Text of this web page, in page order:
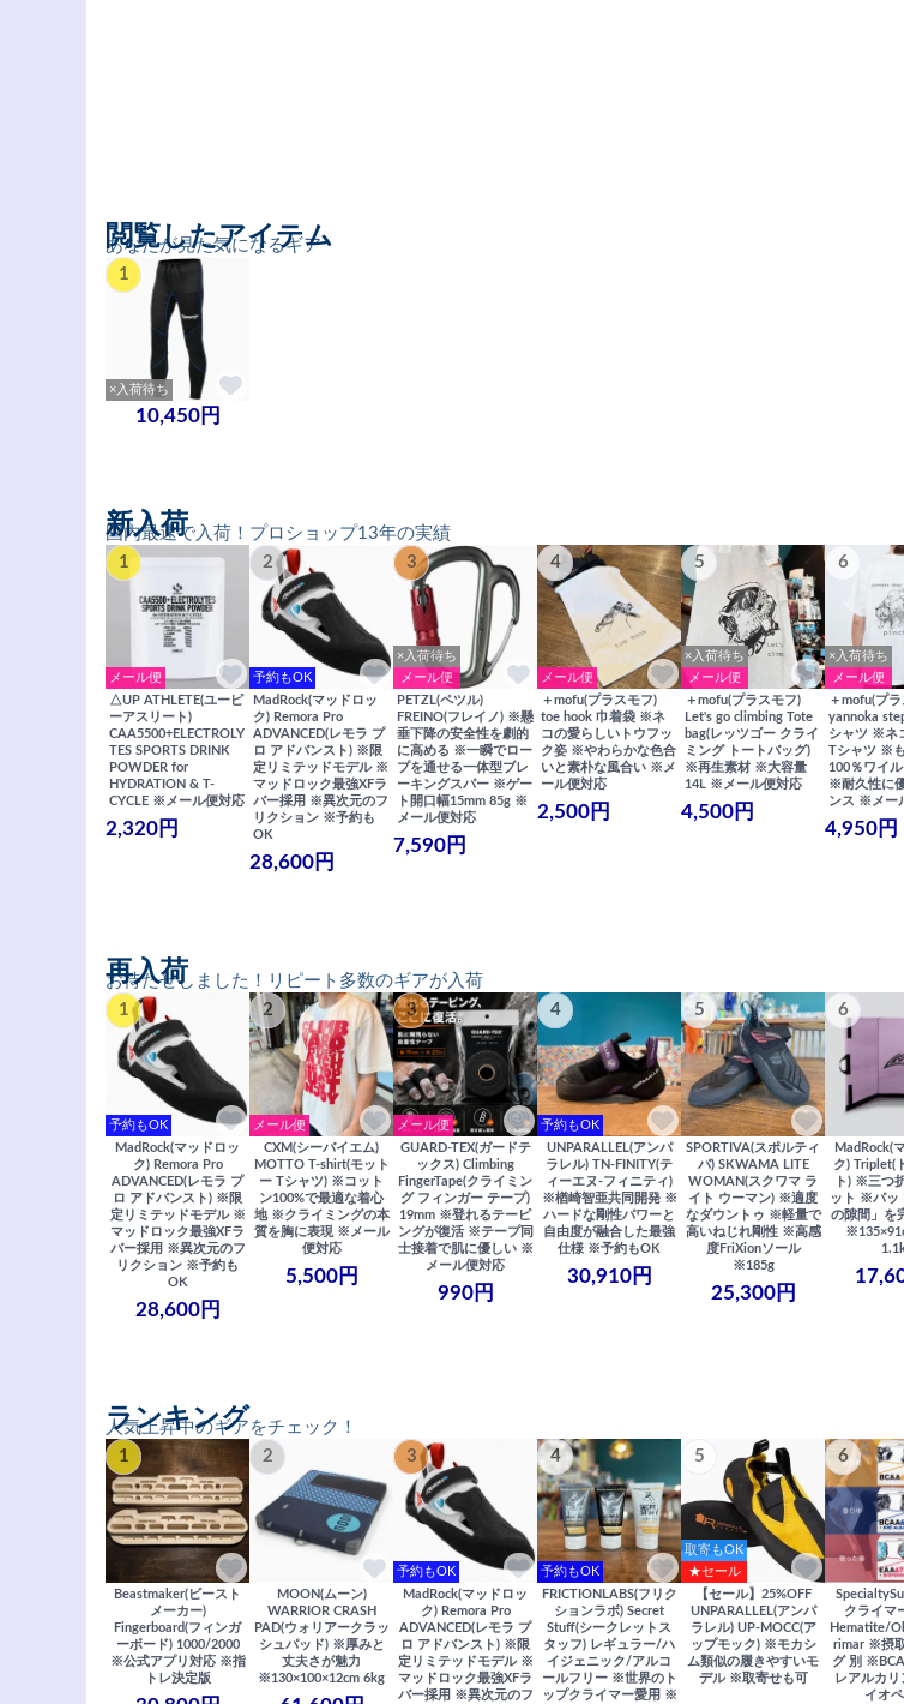
あなたが見た気になるギア
閲覧したアイテム
1
×入荷待ち
10,450円
国内最速で入荷！プロショップ13年の実績
新入荷
1
メール便
△UP ATHLETE(ユーピ
ーアスリート)
CAA5500+ELECTROLY
TES SPORTS DRINK
POWDER for
HYDRATION & T-
CYCLE ※メール便対応
2,320円
2
予約もOK
MadRock(マッドロッ
ク) Remora Pro
ADVANCED(レモラ プ
ロ アドバンスト) ※限
定リミテッドモデル ※
マッドロック最強XFラ
バー採用 ※異次元のフ
リクション ※予約も
OK
28,600円
3
×入荷待ち
メール便
PETZL(ペツル)
FREINO(フレイノ) ※懸
垂下降の安全性を劇的
に高める ※一瞬でロー
プを通せる一体型ブレ
ーキングスパー ※ゲー
ト開口幅15mm 85g ※
メール便対応
7,590円
4
メール便
＋mofu(プラスモフ)
toe hook 巾着袋 ※ネ
コの愛らしいトウフッ
ク姿 ※やわらかな色合
いと素朴な風合い ※メ
ール便対応
2,500円
5
×入荷待ち
メール便
＋mofu(プラスモフ)
Let's go climbing Tote
bag(レッツゴー クライ
ミング トートバッグ)
※再生素材 ※大容量
14L ※メール便対応
4,500円
6
×入荷待ち
メール便
＋mofu(プ
yannoka
シャツ ※ネ
Tシャツ ※
100％ワイ
※耐久性に
ンス ※メー
4,950円
お待たせしました！リピート多数のギアが入荷
再入荷
1
予約もOK
MadRock(マッドロッ
ク) Remora Pro
ADVANCED(レモラ プ
ロ アドバンスト) ※限
定リミテッドモデル ※
マッドロック最強XFラ
バー採用 ※異次元のフ
リクション ※予約も
OK
28,600円
2
メール便
CXM(シーバイエム)
MOTTO T-shirt(モット
ー Tシャツ) ※コット
ン100%で最適な着心
地 ※クライミングの本
質を胸に表現 ※メール
便対応
5,500円
3
メール便
GUARD-TEX(ガードテ
ックス) Climbing
FingerTape(クライミン
グ フィンガー テープ)
19mm ※登れるテーピ
ングが復活 ※テープ同
士接着で肌に優しい ※
メール便対応
990円
4
予約もOK
UNPARALLEL(アンパ
ラレル) TN-FINITY(テ
ィーエヌ-フィニティ)
※楢崎智亜共同開発 ※
ハードな剛性パワーと
自由度が融合した最強
仕様 ※予約もOK
30,910円
5
SPORTIVA(スポルティ
バ) SKWAMA LITE
WOMAN(スクワマ ラ
イト ウーマン) ※適度
なダウントゥ ※軽量で
高いねじれ剛性 ※高感
度FriXionソール
※185g
25,300円
6
MadRock(
ク) Triplet(
ト) ※三つ
ット ※パッ
の隙間」を
人気上昇中のギアをチェック！
ランキング
1
Beastmaker(ビースト
メーカー)
Fingerboard(フィンガ
ーボード) 1000/2000
※公式アプリ対応 ※指
トレ決定版
2
MOON(ムーン)
WARRIOR CRASH
PAD(ウォリアークラッ
シュパッド) ※厚みと
丈夫さが魅力
※130×100×12cm 6kg
3
予約もOK
MadRock(マッドロッ
ク) Remora Pro
ADVANCED(レモラ プ
ロ アドバンスト) ※限
定リミテッドモデル ※
マッドロック最強XFラ
バー採用 ※異次元のフ
4
予約もOK
FRICTIONLABS(フリク
ションラボ) Secret
Stuff(シークレットス
タッフ) レギュラー/ハ
イジェニック/アルコ
ールフリー ※世界のト
ップクライマー愛用 ※
5
取寄もOK
★セール
【セール】25%OFF
UNPARALLEL(アンパ
ラレル) UP-MOCC(ア
ップモック) ※モカシ
ム類似の履きやすいモ
デル ※取寄せも可
6
クライマ
Hematite/
rimar ※摂
グ 別
レアルカ
イオ